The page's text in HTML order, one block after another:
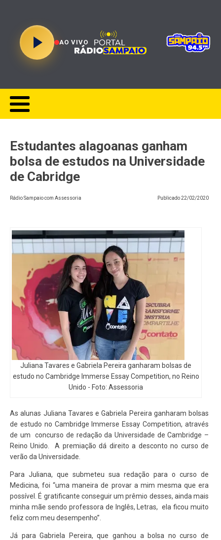
AO VIVO
Estudantes alagoanas ganham
bolsa de estudos na Universidade
de Cabridge
Rádio Sampaio com Assessoria Publicado22/02/2020
Juliana Tavares e Gabriela Pereira ganharam bolsas de
estudo no Cambridge Immerse Essay Competition, no Reino
Unido - Foto: Assessoria
As alunas Juliana Tavares e Gabriela Pereira ganharam bolsas
de estudo no Cambridge Immerse Essay Competition, através
de um concurso de redação da Universidade de Cambridge –
Reino Unido. A premiação dá direito a desconto no curso de
verão da Universidade.
Para Juliana, que submeteu sua redação para o curso de
Medicina, foi “uma maneira de provar a mim mesma que era
possível. É gratificante conseguir um prêmio desses, ainda mais
minha mãe sendo professora de Inglês, Letras, ela ficou muito
feliz com meu desempenho”.
Já para Gabriela Pereira, que ganhou a bolsa no curso de